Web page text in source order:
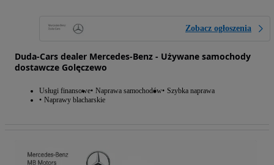
Zobacz ogłoszenia
Duda-Cars dealer Mercedes-Benz - Używane samochody
dostawcze Golęczewo
Usługi finansowe Naprawa samochodów Szybka naprawa
Naprawy blacharskie